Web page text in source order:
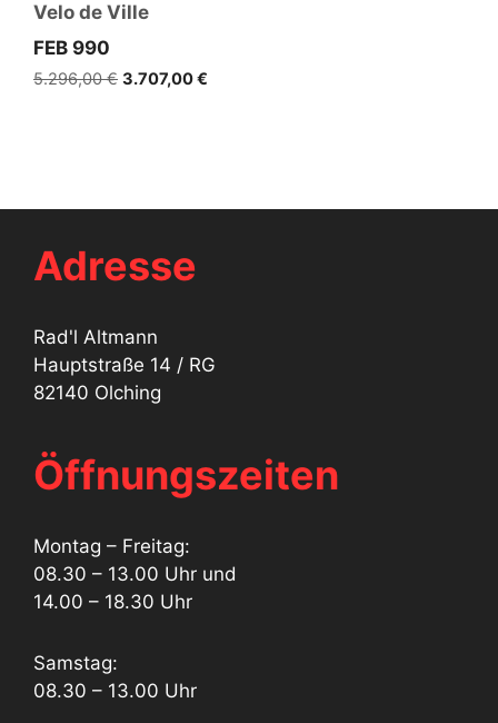
Velo de Ville
FEB 990
5.296,00€ Ursprünglicher
3.707,00€
Adresse
Rad'l Altmann
Hauptstraße 14 / RG
82140 Olching
Öffnungszeiten
Montag – Freitag:
08.30 – 13.00 Uhr und
14.00 – 18.30 Uhr
Samstag:
08.30 – 13.00 Uhr